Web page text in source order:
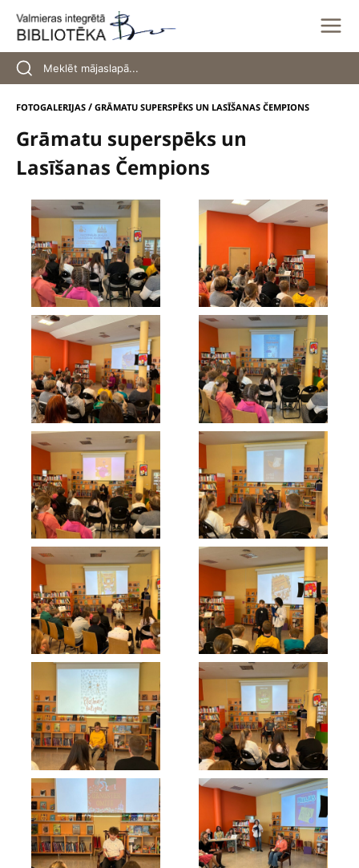
content
FOTOGALERIJAS / GRĀMATU SUPERSPĒKS UN LASĪŠANAS ČEMPIONS
Grāmatu superspēks un
Lasīšanas Čempions